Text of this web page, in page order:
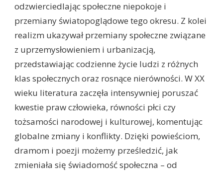
odzwierciedlając społeczne niepokoje i
przemiany światopoglądowe tego okresu. Z kolei
realizm ukazywał przemiany społeczne związane
z uprzemysłowieniem i urbanizacją,
przedstawiając codzienne życie ludzi z różnych
klas społecznych oraz rosnące nierówności. W XX
wieku literatura zaczęła intensywniej poruszać
kwestie praw człowieka, równości płci czy
tożsamości narodowej i kulturowej, komentując
globalne zmiany i konflikty. Dzięki powieściom,
dramom i poezji możemy prześledzić, jak
zmieniała się świadomość społeczna – od